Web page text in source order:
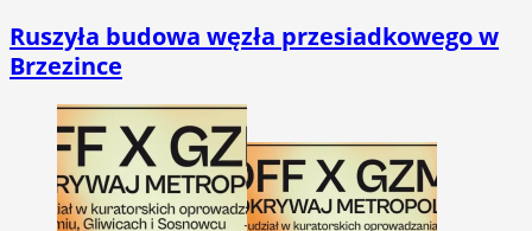
Ruszyła budowa węzła przesiadkowego w
Brzezince